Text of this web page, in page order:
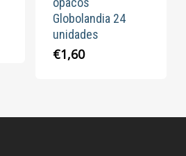
Globolandia 24
unidades
€1,60